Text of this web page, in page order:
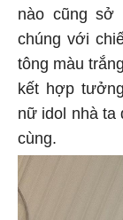
nào cũng sở
chúng với
tông màu
kết hợp
nữ idol nhà ta
cùng.